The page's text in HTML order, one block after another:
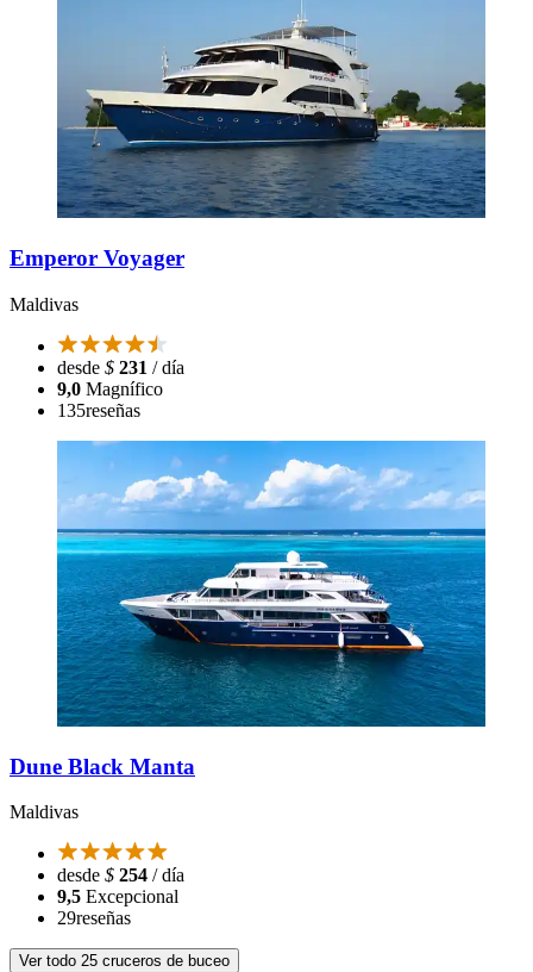
Emperor Voyager
Maldivas
desde $ 231 / día
9,0 Magnífico
135reseñas
Dune Black Manta
Maldivas
desde $ 254 / día
9,5 Excepcional
29reseñas
Ver todo 25 cruceros de buceo